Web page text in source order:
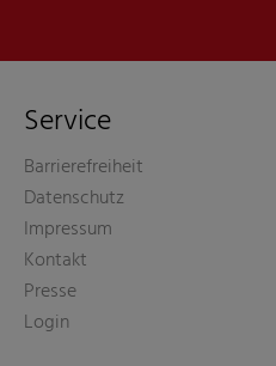
Service
Barrierefreiheit
Datenschutz
Impressum
Kontakt
Presse
Login